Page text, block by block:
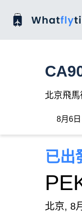
北京飛
8月6日
已出
北京, 8